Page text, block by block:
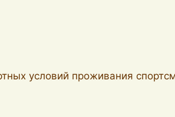
условий проживания